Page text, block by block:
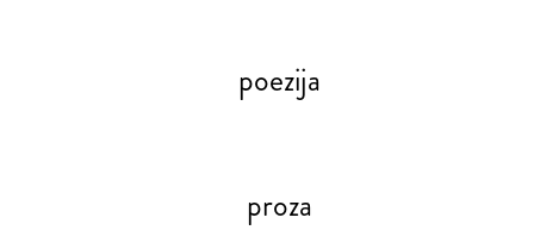
poezija
proza